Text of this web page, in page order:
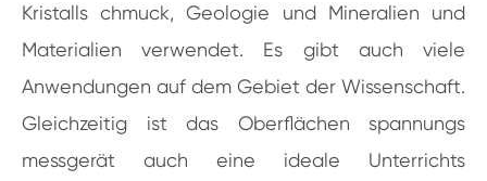
Kristalls chmuck, Geologie und Mineralien und
Materialien verwendet. Es gibt auch viele
Anwendungen auf dem Gebiet der Wissenschaft.
Gleichzeitig ist das Oberflächen spannungs
messgerät auch eine ideale Unterrichts